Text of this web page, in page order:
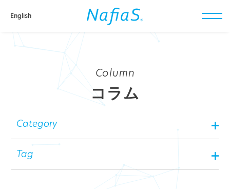
English
Column
コラム
Category
Tag